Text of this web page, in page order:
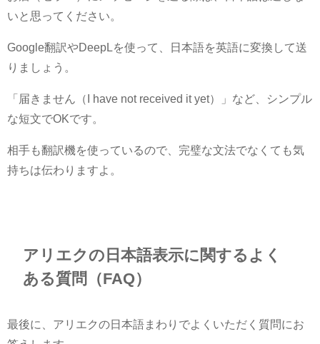
いと思ってください。
Google翻訳やDeepLを使って、日本語を英語に変換して送
りましょう。
「届きません（I have not received it yet）」など、シンプル
な短文でOKです。
相手も翻訳機を使っているので、完璧な文法でなくても気
持ちは伝わりますよ。
アリエクの日本語表示に関するよく
ある質問（FAQ）
最後に、アリエクの日本語まわりでよくいただく質問にお